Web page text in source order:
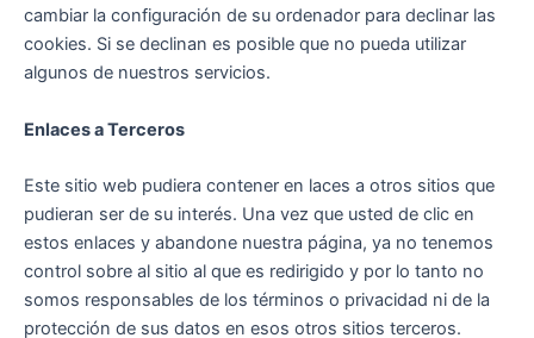
cambiar la configuración de su ordenador para declinar las
cookies. Si se declinan es posible que no pueda utilizar
algunos de nuestros servicios.
Enlaces a Terceros
Este sitio web pudiera contener en laces a otros sitios que
pudieran ser de su interés. Una vez que usted de clic en
estos enlaces y abandone nuestra página, ya no tenemos
control sobre al sitio al que es redirigido y por lo tanto no
somos responsables de los términos o privacidad ni de la
protección de sus datos en esos otros sitios terceros.